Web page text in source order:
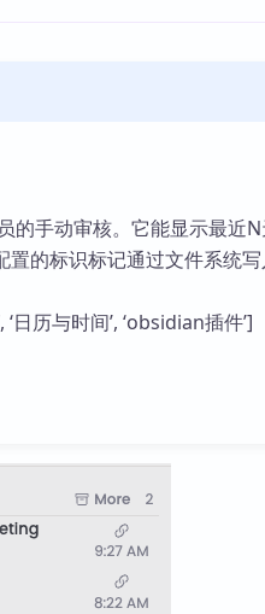
插件
的手动审核。它能显示最近
的标识标记通过文件系统
‘日历与时间’, ‘obsidian插件’]